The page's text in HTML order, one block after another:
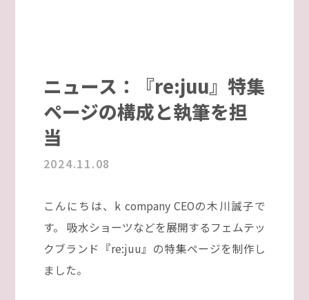
ニュース：『re:juu』特集
ページの構成と執筆を担
当
2024.11.08
こんにちは、k company CEOの木川誠子で
す。 吸水ショーツなどを展開するフェムテッ
クブランド『re:juu』の特集ページを制作し
ました。